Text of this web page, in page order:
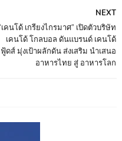
NEXT
เคนโด้ เกรียงไกรมาศ” เปิดตัวบริษัท
เคนโด้ โกลบอล ดันแบรนด์ เคนโด้
ฟู้ดส์ มุ่งเป้าผลักดัน ส่งเสริม นำเสนอ
อาหารไทย สู่ อาหารโลก